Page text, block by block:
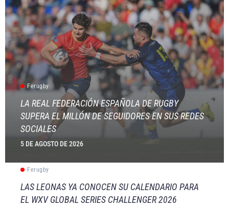
Ferugby
LA REAL FEDERACIÓN ESPAÑOLA DE RUGBY
SUPERA EL MILLÓN DE SEGUIDORES EN SUS REDES
SOCIALES
5 DE AGOSTO DE 2026
Ferugby
LAS LEONAS YA CONOCEN SU CALENDARIO PARA
EL WXV GLOBAL SERIES CHALLENGER 2026